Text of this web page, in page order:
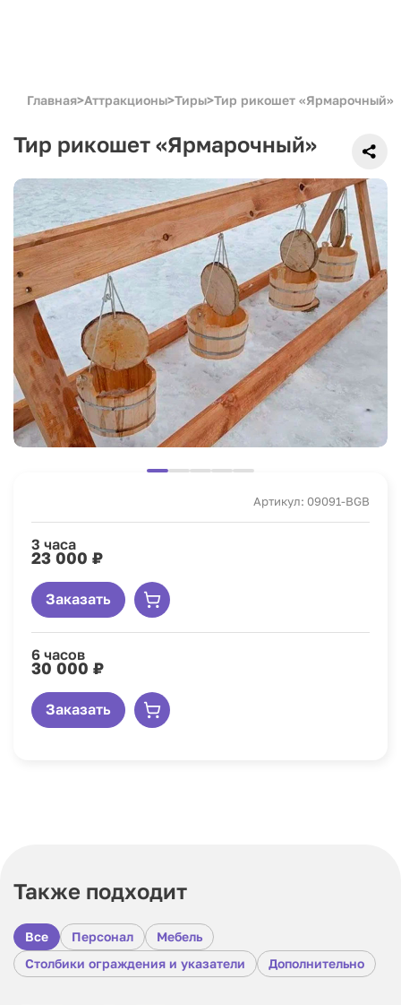
Главная>Аттракционы>Тиры>Тир рикошет «Ярмарочный»
Тир рикошет «Ярмарочный»
Артикул: 09091-BGB
3 часа
23 000 ₽
Заказать
6 часов
30 000 ₽
Заказать
Также подходит
Все Персонал
Мебель
Столбики ограждения и указатели
Дополнительно